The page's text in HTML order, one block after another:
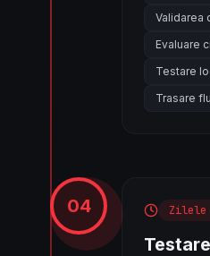
Validarea
Evaluare
Testare
Trasare
04 Zilele